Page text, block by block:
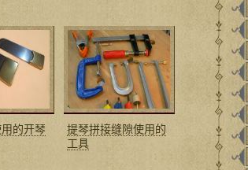
的开琴
提琴拼接缝隙使用的
工具